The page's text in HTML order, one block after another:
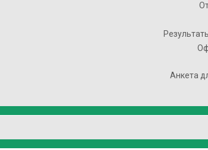
Анкета